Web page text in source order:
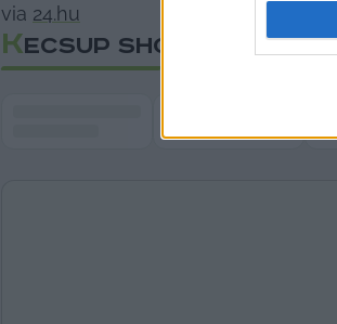
I want
via 24.hu
KECSUP SHORTS